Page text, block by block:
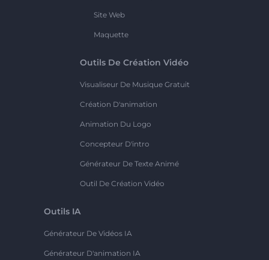
Site Web
Maquette
Outils De Création Vidéo
Visualiseur De Musique Gratuit
Création D'animation
Animation Du Logo
Concepteur D'intro
Générateur De Texte Animé
Outil De Création Vidéo
Outils IA
Générateur De Vidéos IA
Générateur D'animation IA